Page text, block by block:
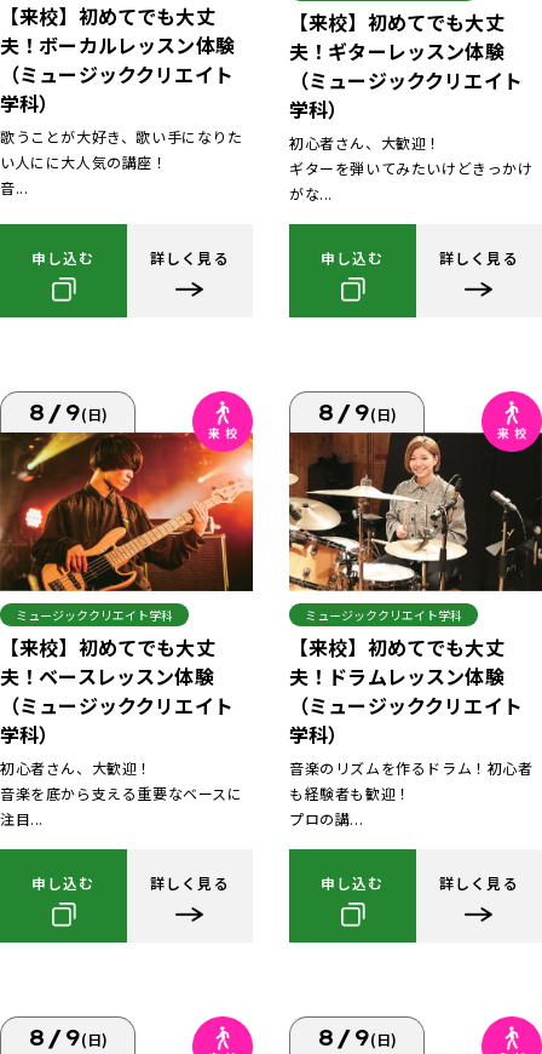
【来校】初めてでも大丈
夫！ボーカルレッスン体験
（ミュージッククリエイト
学科）
歌うことが大好き、歌い手になりた
い人にに大人気の講座！
音...
申し込む 詳しく見る
【来校】初めてでも大丈
夫！ギターレッスン体験
（ミュージッククリエイト
学科）
初心者さん、大歓迎！
ギターを弾いてみたいけどきっかけ
がな...
申し込む 詳しく見る
8/9(日)
ミュージッククリエイト学科
【来校】初めてでも大丈
夫！ベースレッスン体験
（ミュージッククリエイト
学科）
初心者さん、大歓迎！
音楽を底から支える重要なベースに
注目...
申し込む 詳しく見る
8/9(日)
ミュージッククリエイト学科
【来校】初めてでも大丈
夫！ドラムレッスン体験
（ミュージッククリエイト
学科）
音楽のリズムを作るドラム！初心者
も経験者も歓迎！
プロの講...
申し込む 詳しく見る
8/9(日) 8/9(日)